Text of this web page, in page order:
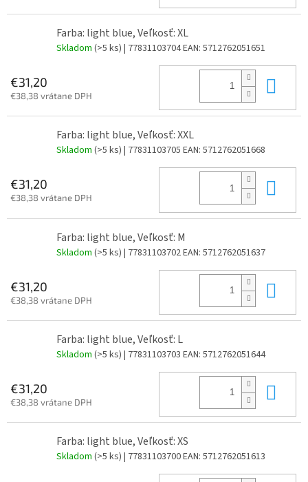
Farba: light blue, Veľkosť: XL
Skladom (>5 ks) | 77831103704EAN: 5712762051651
€31,20
€38,38 vrátane DPH
Farba: light blue, Veľkosť: XXL
Skladom (>5 ks) | 77831103705 EAN: 5712762051668
€31,20
€38,38 vrátane DPH
Farba: light blue, Veľkosť: M
Skladom (>5 ks) | 77831103702EAN: 5712762051637
€31,20
€38,38 vrátane DPH
Farba: light blue, Veľkosť: L
Skladom (>5 ks) | 77831103703 EAN: 5712762051644
€31,20
€38,38 vrátane DPH
Farba: light blue, Veľkosť: XS
Skladom (>5 ks) | 77831103700EAN: 5712762051613